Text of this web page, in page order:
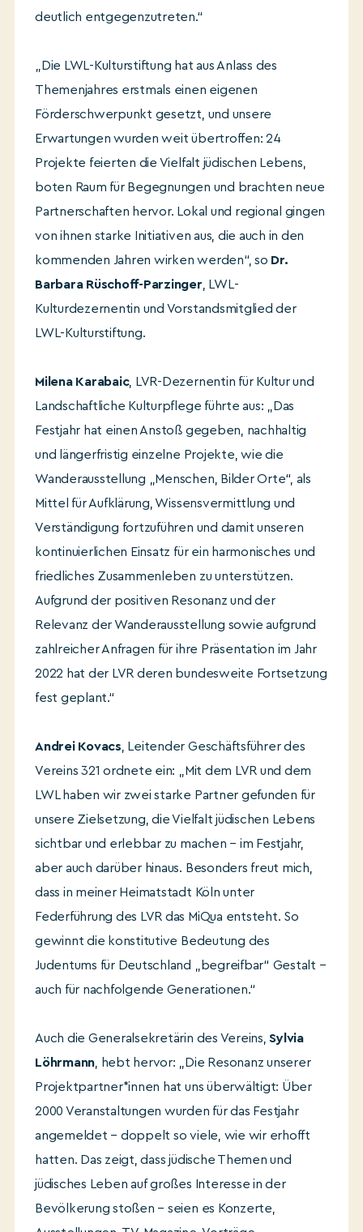
deutlich entgegenzutreten.“
„Die LWL-Kulturstiftung hat aus Anlass des
Themenjahres erstmals einen eigenen
Förderschwerpunkt gesetzt, und unsere
Erwartungen wurden weit übertroffen: 24
Projekte feierten die Vielfalt jüdischen Lebens,
boten Raum für Begegnungen und brachten neue
Partnerschaften hervor. Lokal und regional gingen
von ihnen starke Initiativen aus, die auch in den
kommenden Jahren wirken werden“, so Dr.
Barbara Rüschoff-Parzinger , LWL-
Kulturdezernentin und Vorstandsmitglied der
LWL-Kulturstiftung.
Milena Karabaic, LVR-Dezernentin für Kultur und
Landschaftliche Kulturpflege führte aus: „Das
Festjahr hat einen Anstoß gegeben, nachhaltig
und längerfristig einzelne Projekte, wie die
Wanderausstellung „Menschen, Bilder Orte“, als
Mittel für Aufklärung, Wissensvermittlung und
Verständigung fortzuführen und damit unseren
kontinuierlichen Einsatz für ein harmonisches und
friedliches Zusammenleben zu unterstützen.
Aufgrund der positiven Resonanz und der
Relevanz der Wanderausstellung sowie aufgrund
zahlreicher Anfragen für ihre Präsentation im Jahr
2022 hat der LVR deren bundesweite Fortsetzung
fest geplant.“
Andrei Kovacs , Leitender Geschäftsführer des
Vereins 321 ordnete ein: „Mit dem LVR und dem
LWL haben wir zwei starke Partner gefunden für
unsere Zielsetzung, die Vielfalt jüdischen Lebens
sichtbar und erlebbar zu machen – im Festjahr,
aber auch darüber hinaus. Besonders freut mich,
dass in meiner Heimatstadt Köln unter
Federführung des LVR das MiQua entsteht. So
gewinnt die konstitutive Bedeutung des
Judentums für Deutschland „begreifbar“ Gestalt –
auch für nachfolgende Generationen.“
Auch die Generalsekretärin des Vereins,Sylvia
Löhrmann , hebt hervor: „Die Resonanz unserer
Projektpartner*innen hat uns überwältigt: Über
2000 Veranstaltungen wurden für das Festjahr
angemeldet – doppelt so viele, wie wir erhofft
hatten. Das zeigt, dass jüdische Themen und
jüdisches Leben auf großes Interesse in der
Bevölkerung stoßen – seien es Konzerte,